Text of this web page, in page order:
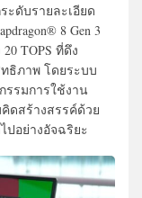
ะดับรายละเอียด
8 Gen 3
TOPS ที่ดึง
ธิภาพ โดยระบบ
รรมการใช้งาน
ดสร้างสรรค์ด้วย
อย่างอัจฉริยะ